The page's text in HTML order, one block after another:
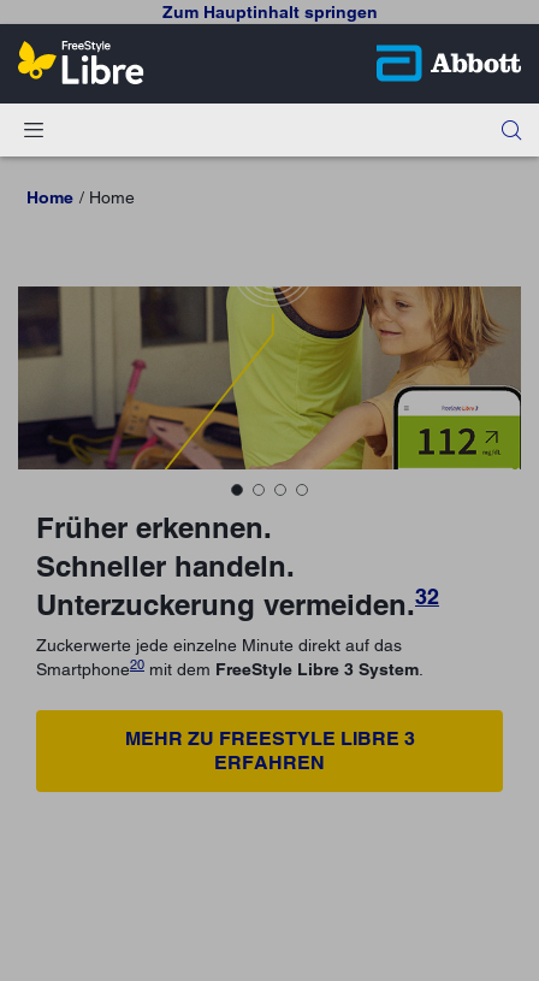
Zum Hauptinhalt springen
Home Home
Früher erkennen.
Schneller handeln.
Unterzuckerung vermeiden.32
Zuckerwerte jede einzelne Minute direkt auf das
Smartphone20 mit dem FreeStyle Libre 3 System
MEHR ZU FREESTYLE LIBRE 3
ERFAHREN